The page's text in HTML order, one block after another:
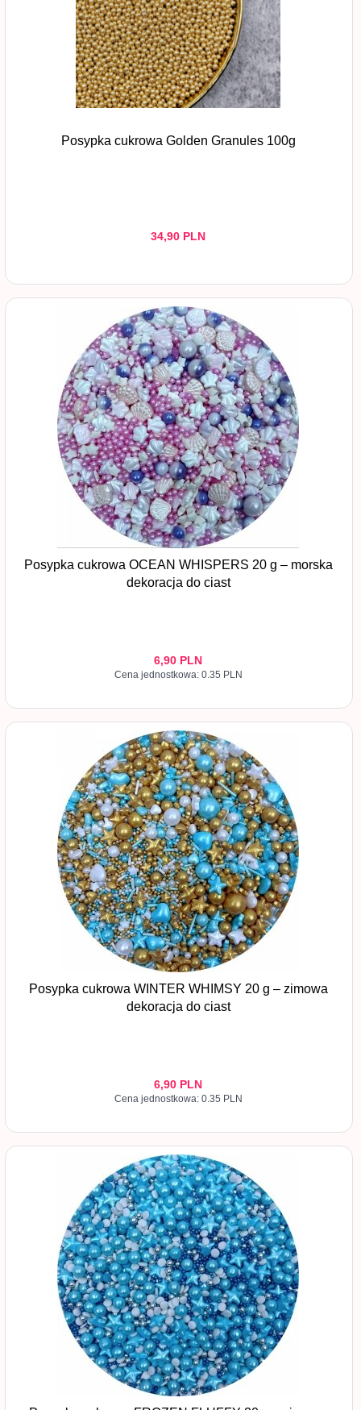
Posypka cukrowa Golden Granules 100g
34,90 PLN
Posypka cukrowa OCEAN WHISPERS 20 g – morska
dekoracja do ciast
6,90 PLN
Cena jednostkowa: 0.35 PLN
Posypka cukrowa WINTER WHIMSY 20 g – zimowa
dekoracja do ciast
6,90 PLN
Cena jednostkowa: 0.35 PLN